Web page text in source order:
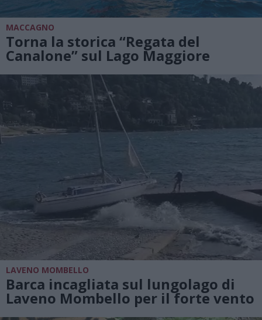
MACCAGNO
Torna la storica “Regata del
Canalone” sul Lago Maggiore
LAVENO MOMBELLO
Barca incagliata sul lungolago di
Laveno Mombello per il forte vento